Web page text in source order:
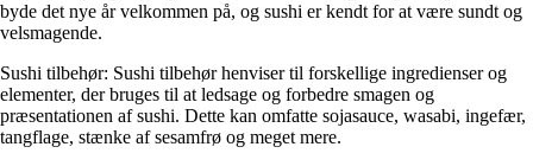
byde det nye år velkommen på, og sushi er kendt for at være sundt og
velsmagende.
Sushi tilbehør: Sushi tilbehør henviser til forskellige ingredienser og
elementer, der bruges til at ledsage og forbedre smagen og
præsentationen af ​​sushi. Dette kan omfatte sojasauce, wasabi, ingefær,
tangflage, stænke af sesamfrø og meget mere.